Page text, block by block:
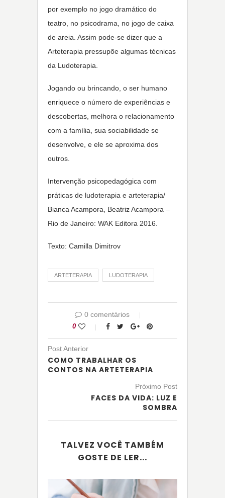
por exemplo no jogo dramático do
teatro, no psicodrama, no jogo de caixa
de areia. Assim pode-se dizer que a
Arteterapia pressupõe algumas técnicas
da Ludoterapia.
Jogando ou brincando, o ser humano
enriquece o número de experiências e
descobertas, melhora o relacionamento
com a família, sua sociabilidade se
desenvolve, e ele se aproxima dos
outros.
Intervenção psicopedagógica com
práticas de ludoterapia e arteterapia/
Bianca Acampora, Beatriz Acampora –
Rio de Janeiro: WAK Editora 2016.
Texto: Camilla Dimitrov
ARTETERAPIA LUDOTERAPIA
0 comentários
0
Post Anterior
COMO TRABALHAR OS
CONTOS NA ARTETERAPIA
Próximo Post
FACES DA VIDA: LUZ E
SOMBRA
TALVEZ VOCÊ TAMBÉM
GOSTE DE LER...